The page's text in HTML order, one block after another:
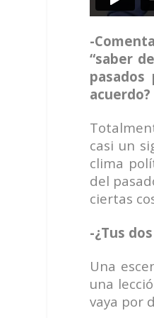
-
“saber
acuerdo?
casi un
clima
del
ciertas
-¿Tus
Una
una
vaya por